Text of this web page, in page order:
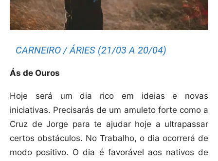
CARNEIRO / ÁRIES (21/03 A 20/04)
Ás de Ouros
Hoje será um dia rico em ideias e novas
iniciativas. Precisarás de um amuleto forte como a
Cruz de Jorge para te ajudar hoje a ultrapassar
certos obstáculos. No Trabalho, o dia ocorrerá de
modo positivo. O dia é favorável aos nativos de